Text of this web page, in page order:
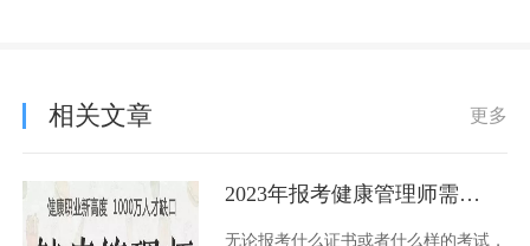
相关文章 更多
2023年报考健康管理师需要多少钱？
无论报考什么证书或者什么样的考试，